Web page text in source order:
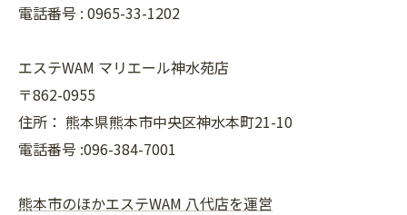
電話番号 : 0965-33-1202
エステWAM マリエール神水苑店
〒862-0955
住所： 熊本県熊本市中央区神水本町21-10
電話番号 :096-384-7001
熊本市のほかエステWAM 八代店を運営